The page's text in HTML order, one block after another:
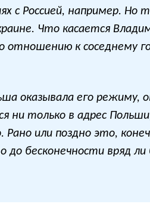
с Россией, например. Но
Что касается
отношению к соседнему
оказывала его режиму,
ни только в адрес
Рано или поздно это,
бесконечности вряд